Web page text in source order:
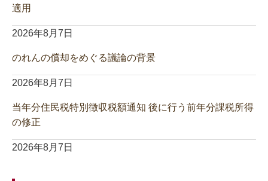
適用
2026年8月7日
のれんの償却をめぐる議論の背景
2026年8月7日
当年分住民税特別徴収税額通知 後に行う前年分課税所得
の修正
2026年8月7日